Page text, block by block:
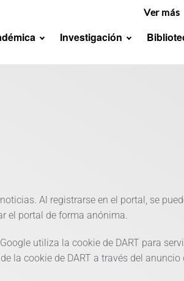
Investigación
Ver más
Al registrarse en el portal, se
el portal de forma anónima.
utiliza la cookie de DART para
la cookie de DART a través del